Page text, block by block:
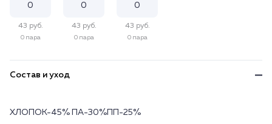
43 руб.
0 пара
43 руб.
0 пара
43 руб.
0 пара
Состав и уход
ХЛОПОК-45% ПА-30%ПП-25%